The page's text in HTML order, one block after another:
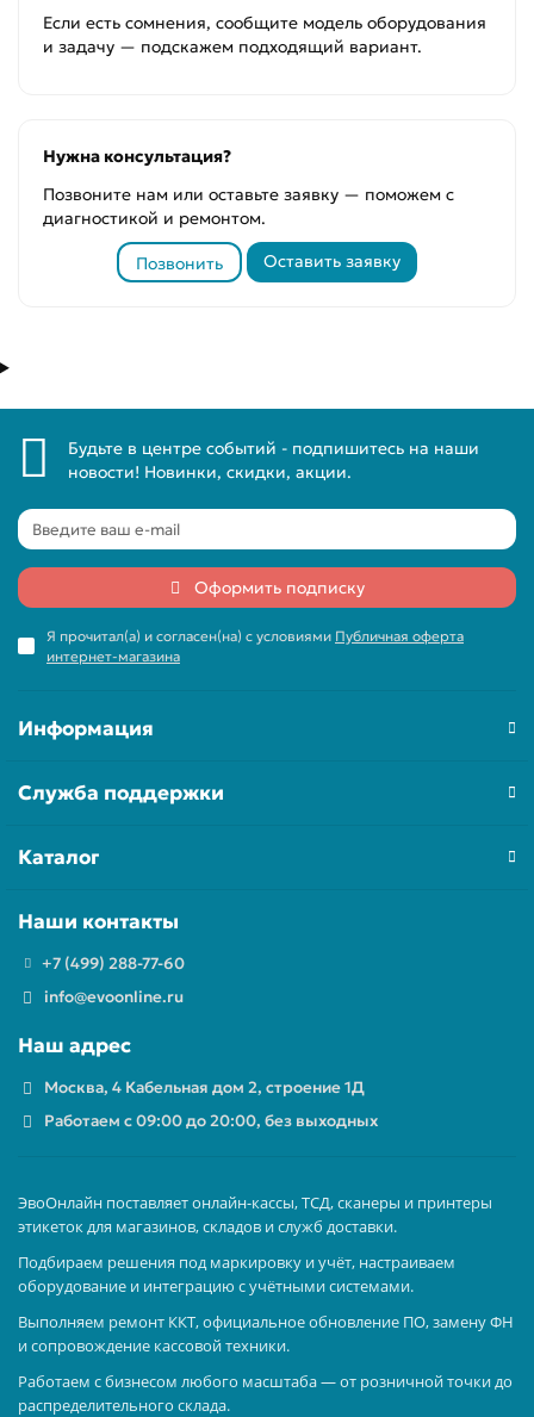
Если есть сомнения, сообщите модель оборудования
и задачу — подскажем подходящий вариант.
Нужна консультация?
Позвоните нам или оставьте заявку — поможем с
диагностикой и ремонтом.
Позвонить Оставить заявку
Будьте в центре событий - подпишитесь на наши
новости! Новинки, скидки, акции.
Оформить подписку
Я прочитал(а) и согласен(на) с условиями Публичная оферта
интернет-магазина
Информация
Служба поддержки
Каталог
Наши контакты
+7 (499) 288-77-60
info@evoonline.ru
Наш адрес
Москва, 4 Кабельная дом 2, строение 1Д
Работаем с 09:00 до 20:00, без выходных
ЭвоОнлайн поставляет онлайн-кассы, ТСД, сканеры и принтеры
этикеток для магазинов, складов и служб доставки.
Подбираем решения под маркировку и учёт, настраиваем
оборудование и интеграцию с учётными системами.
Выполняем ремонт ККТ, официальное обновление ПО, замену ФН
и сопровождение кассовой техники.
Работаем с бизнесом любого масштаба — от розничной точки до
распределительного склада.